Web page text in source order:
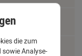
die zum
Analyse-